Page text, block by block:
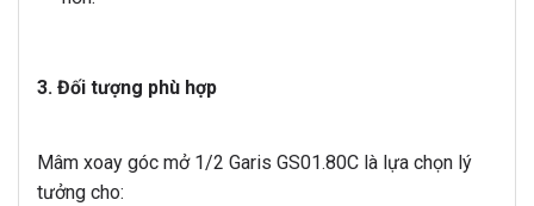
3. Đối tượng phù hợp
Mâm xoay góc mở 1/2 Garis GS01.80C là lựa chọn lý
tưởng cho: